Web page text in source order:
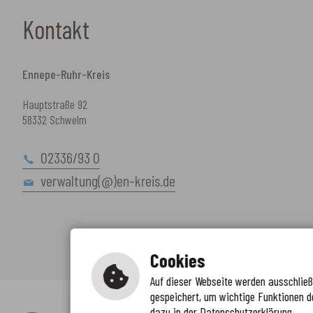
Kontakt
Ennepe-Ruhr-Kreis
Hauptstraße 92
58332 Schwelm
02336/93 0
verwaltung(@)en-kreis.de
Immer auf dem neuesten Stand
Cookies
Auf dieser Webseite werden
gespeichert, um wichtige Funktionen